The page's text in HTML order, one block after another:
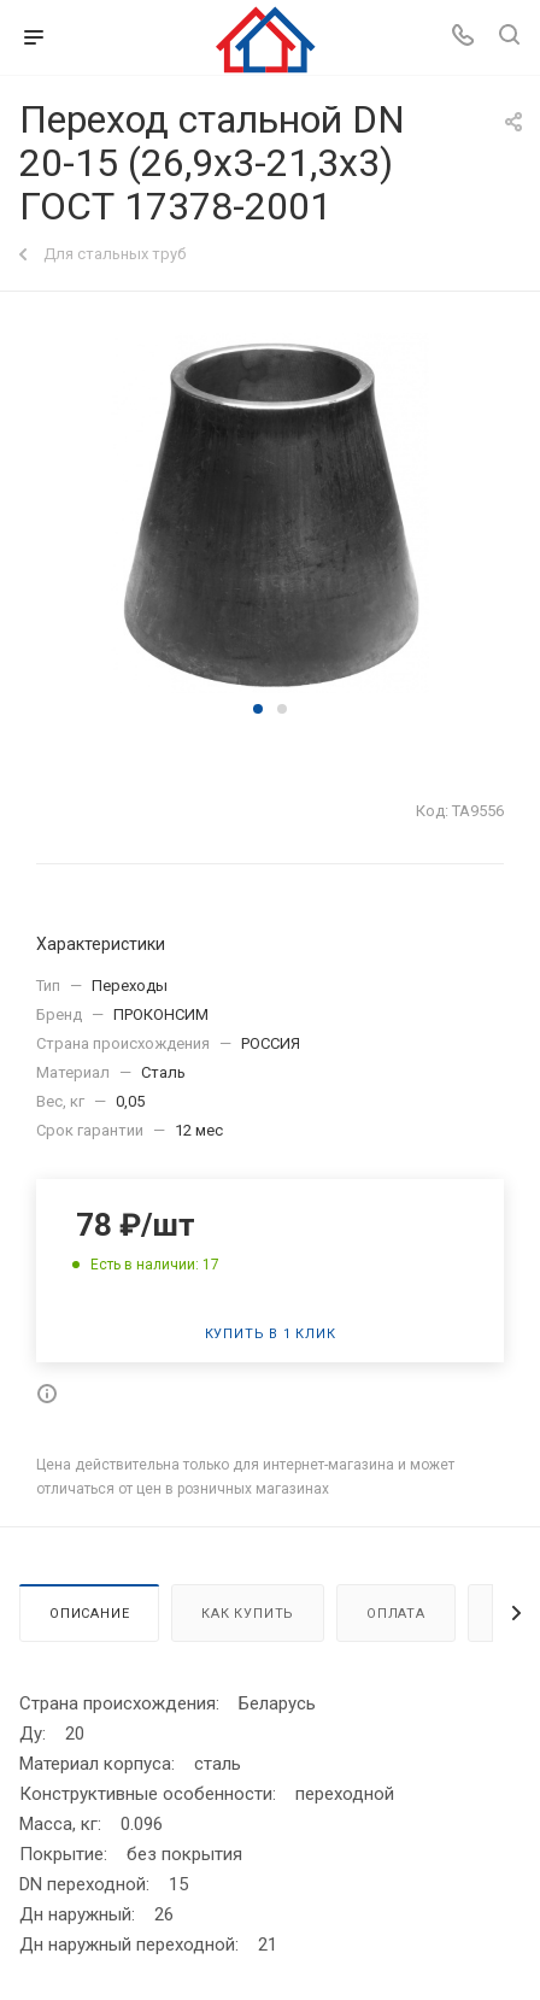
Переход стальной DN
20-15 (26,9x3-21,3x3)
ГОСТ 17378-2001
Для стальных труб
Код: ТА9556
Характеристики
Тип — Переходы
Бренд — ПРОКОНСИМ
Страна происхождения
— РОССИЯ
Материал
— Сталь
Вес, кг — 0,05
Срок гарантии
— 12 мес
78 ₽/шт
Есть в наличии: 17
КУПИТЬ В 1 КЛИК
Цена действительна только для интернет-магазина и может
отличаться от цен в розничных магазинах
ОПИСАНИЕ КАК КУПИТЬ ОПЛАТА
Страна происхождения: Беларусь
Ду: 20
Материал корпуса: сталь
Конструктивные особенности: переходной
Масса, кг: 0.096
Покрытие: без покрытия
DN переходной: 15
Дн наружный: 26
Дн наружный переходной: 21